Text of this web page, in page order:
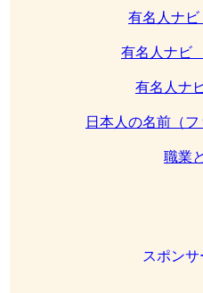
有名人ナ
有名人ナビ
有名人ナ
日本人の名前（フ
職業
スポンサ